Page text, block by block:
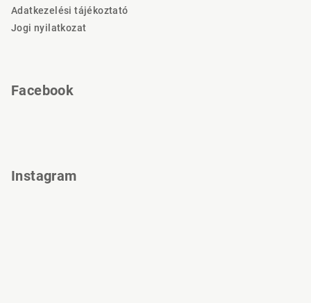
Adatkezelési tájékoztató
Jogi nyilatkozat
Facebook
Instagram